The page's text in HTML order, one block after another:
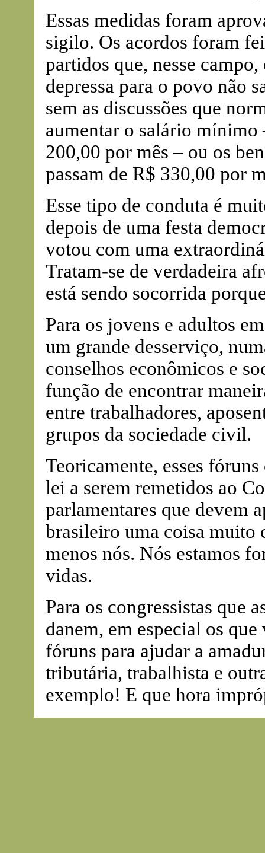
Essas medidas foram
sigilo. Os acordos foram
partidos que, nesse
depressa para o povo não
sem as discussões que
aumentar o salário
200,00 por mês – ou os
passam de R$ 330,00 por
Esse tipo de conduta é
depois de uma festa
votou com uma
Tratam-se de verdadeira
está sendo socorrida
Para os jovens e adultos
um grande desserviço,
conselhos econômicos e
função de encontrar
entre trabalhadores,
grupos da sociedade civil.
Teoricamente, esses
lei a serem remetidos ao
parlamentares que devem
brasileiro uma coisa muito
menos nós. Nós estamos
vidas.
Para os congressistas que
danem, em especial os
fóruns para ajudar a
tributária, trabalhista e
exemplo! E que hora